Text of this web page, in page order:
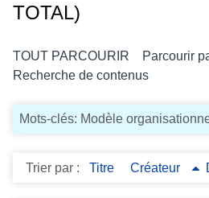
TOTAL)
TOUT PARCOURIR
Parcourir
Recherche de contenus
Mots-clés: Modèle
Trier par : Titre Créateur